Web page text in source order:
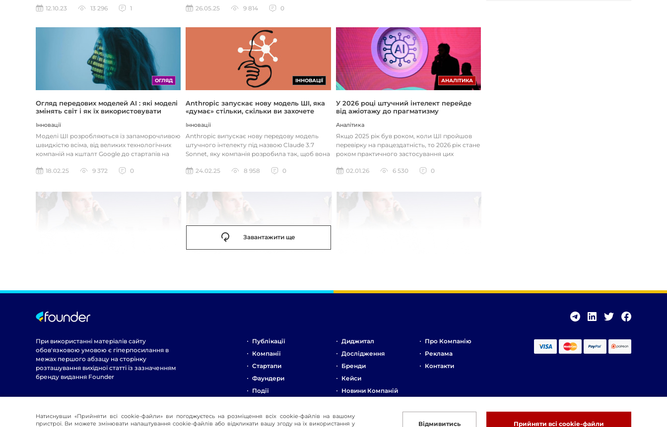
12.10.23
13 296 1 26.05.25 9 814 0
ОГЛЯД
Огляд передових моделей AI : які моделі
змінять світ і як їх використовувати
Інновації
Моделі ШІ розробляються із запаморочливою
швидкістю всіма, від великих технологічних
компаній на кшталт Google до стартапів на
18.02.25
9 372 0
ІННОВАЦІЇ
Anthropic запускає нову модель ШІ, яка
«думає» стільки, скільки ви захочете
Інновації
Anthropic випускає нову передову модель
штучного інтелекту під назвою Claude 3.7
Sonnet, яку компанія розробила так, щоб вона
24.02.25
8 958 0
АНАЛІТИКА
У 2026 році штучний інтелект перейде
від ажіотажу до прагматизму
Аналітика
Якщо 2025 рік був роком, коли ШІ пройшов
перевірку на працездатність, то 2026 рік стане
роком практичного застосування цих
02.01.26
6 530 0
Завантажити ще
При використанні матеріалів сайту
обов'язковою умовою є гіперпосилання в
межах першого абзацу на сторінку
розташування вихідної статті із зазначенням
бренду видання Founder
Публікації
Компанії
Стартапи
Фаундери
Події
Диджитал
Дослідження
Бренди
Кейси
Новини Компаній
Стартапи
Про Компанію
Реклама
Контакти
Натиснувши «Прийняти всі cookie-файли» ви погоджуєтесь на розміщення всіх cookie-файлів на вашому
пристрої. Ви можете змінювати налаштування cookie-файлів або відкликати вашу згоду на їх використання у
Відмивитись Прийняти всі cookie-файли